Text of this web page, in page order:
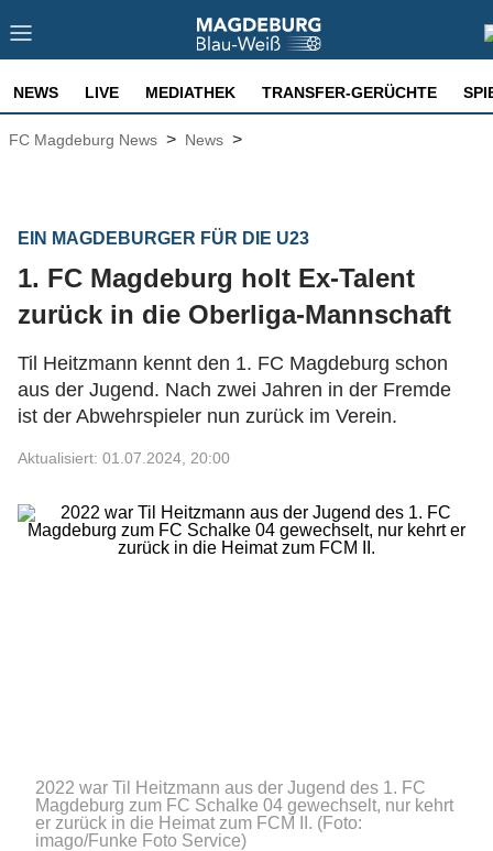
NEWS LIVE MEDIATHEK TRANSFER-GERÜCHTE
FC Magdeburg News > News >
EIN MAGDEBURGER FÜR DIE U23
1. FC Magdeburg holt Ex-Talent
zurück in die Oberliga-Mannschaft
Til Heitzmann kennt den 1. FC Magdeburg schon
aus der Jugend. Nach zwei Jahren in der Fremde
ist der Abwehrspieler nun zurück im Verein.
Aktualisiert: 01.07.2024, 20:00
2022 war Til Heitzmann aus der Jugend des 1. FC
Magdeburg zum FC Schalke 04 gewechselt, nur kehrt
er zurück in die Heimat zum FCM II. (Foto:
imago/Funke Foto Service)